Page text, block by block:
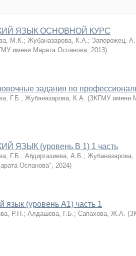
ЯЗЫК ОСНОВНОЙ КУРС
М.К.; Жубаназарова, К.А.; Запорожец,
имени Марата Оспанова, 2013)
задания по
Г.Б.; Жубаназарова, К.А. (ЗКГМУ имени
ЯЗЫК (уровень В 1) 1 часть
Г.Б.; Абдиргазиева, А.Б.;
Оспанова", 2024)
язык (уровень А1) часть 1
Р.Н.; Алдашева, Г.Б.; Сапахова, Ж.А. (